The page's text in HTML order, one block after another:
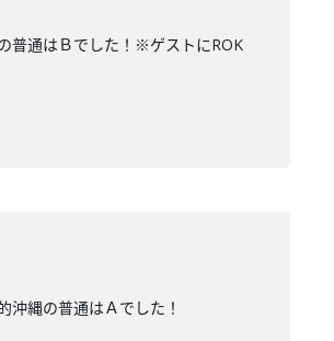
普通はＢでした！※ゲストにROK
沖縄の普通はＡでした！